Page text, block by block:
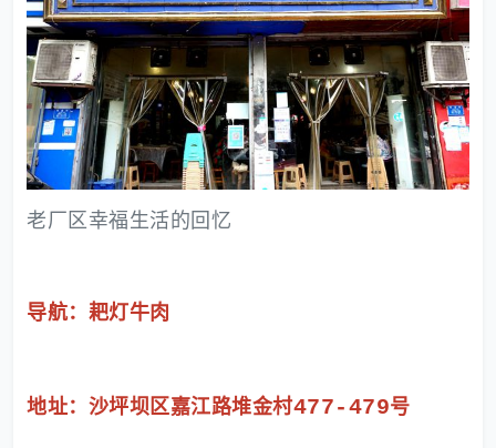
老厂区幸福生活的回忆
导航：耙灯牛肉
地址：沙坪坝区嘉江路堆金村477-479号